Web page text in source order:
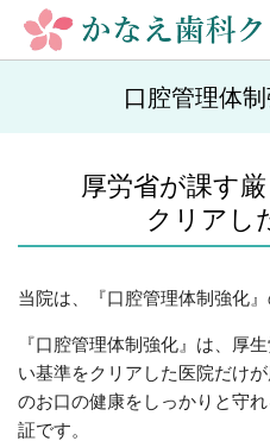
口腔管理体
厚労省が課す
クリアし
当院は、『口腔管理体制強化
『口腔管理体制強化』は、厚
い基準をクリアした医院だけ
のお口の健康をしっかりと守
証です。